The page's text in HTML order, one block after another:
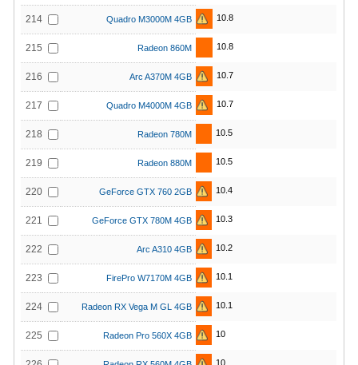
214 Quadro M3000M 4GB 10.8
215 Radeon 860M 10.8
216 Arc A370M 4GB 10.7
217 Quadro M4000M 4GB 10.7
218 Radeon 780M 10.5
219 Radeon 880M 10.5
220 GeForce GTX 760 2GB 10.4
221 GeForce GTX 780M 4GB 10.3
222 Arc A310 4GB 10.2
223 FirePro W7170M 4GB 10.1
224 Radeon RX Vega M GL 4GB 10.1
225 Radeon Pro 560X 4GB 10
10